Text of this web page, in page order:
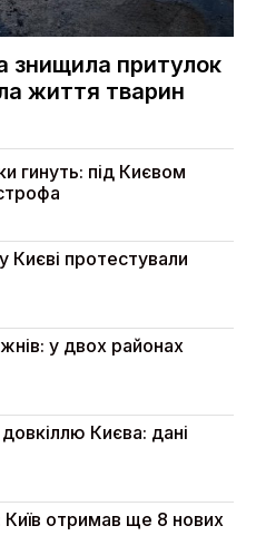
знищила притулок
життя тварин
гинуть: під Києвом
Києві протестували
у двох районах
Києва: дані
Київ отримав ще 8 нових